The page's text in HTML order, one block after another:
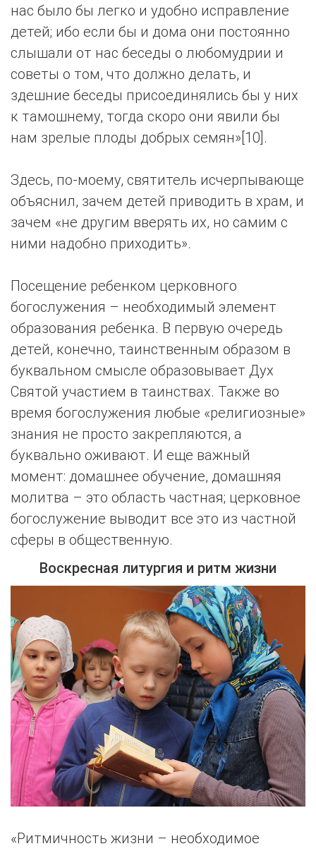
нас было бы легко и удобно исправление
детей; ибо если бы и дома они постоянно
слышали от нас беседы о любомудрии и
советы о том, что должно делать, и
здешние беседы присоединялись бы у них
к тамошнему, тогда скоро они явили бы
нам зрелые плоды добрых семян»[10].
Здесь, по-моему, святитель исчерпывающе
объяснил, зачем детей приводить в храм, и
зачем «не другим вверять их, но самим с
ними надобно приходить».
Посещение ребенком церковного
богослужения – необходимый элемент
образования ребенка. В первую очередь
детей, конечно, таинственным образом в
буквальном смысле образовывает Дух
Святой участием в таинствах. Также во
время богослужения любые «религиозные»
знания не просто закрепляются, а
буквально оживают. И еще важный
момент: домашнее обучение, домашняя
молитва – это область частная; церковное
богослужение выводит все это из частной
сферы в общественную.
Воскресная литургия и ритм жизни
«Ритмичность жизни – необходимое